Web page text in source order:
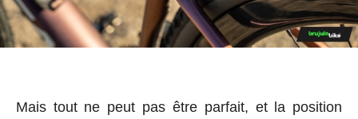
Mais tout ne peut pas être parfait, et la position